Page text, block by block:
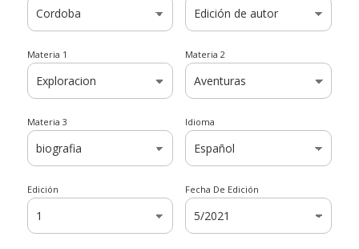
Materia 1 Materia 2
Materia 3 Idioma
Edición Fecha De Edición